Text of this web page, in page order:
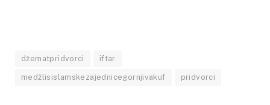
džematpridvorci iftar
medžlisislamskezajednicegornjivakuf pridvorci